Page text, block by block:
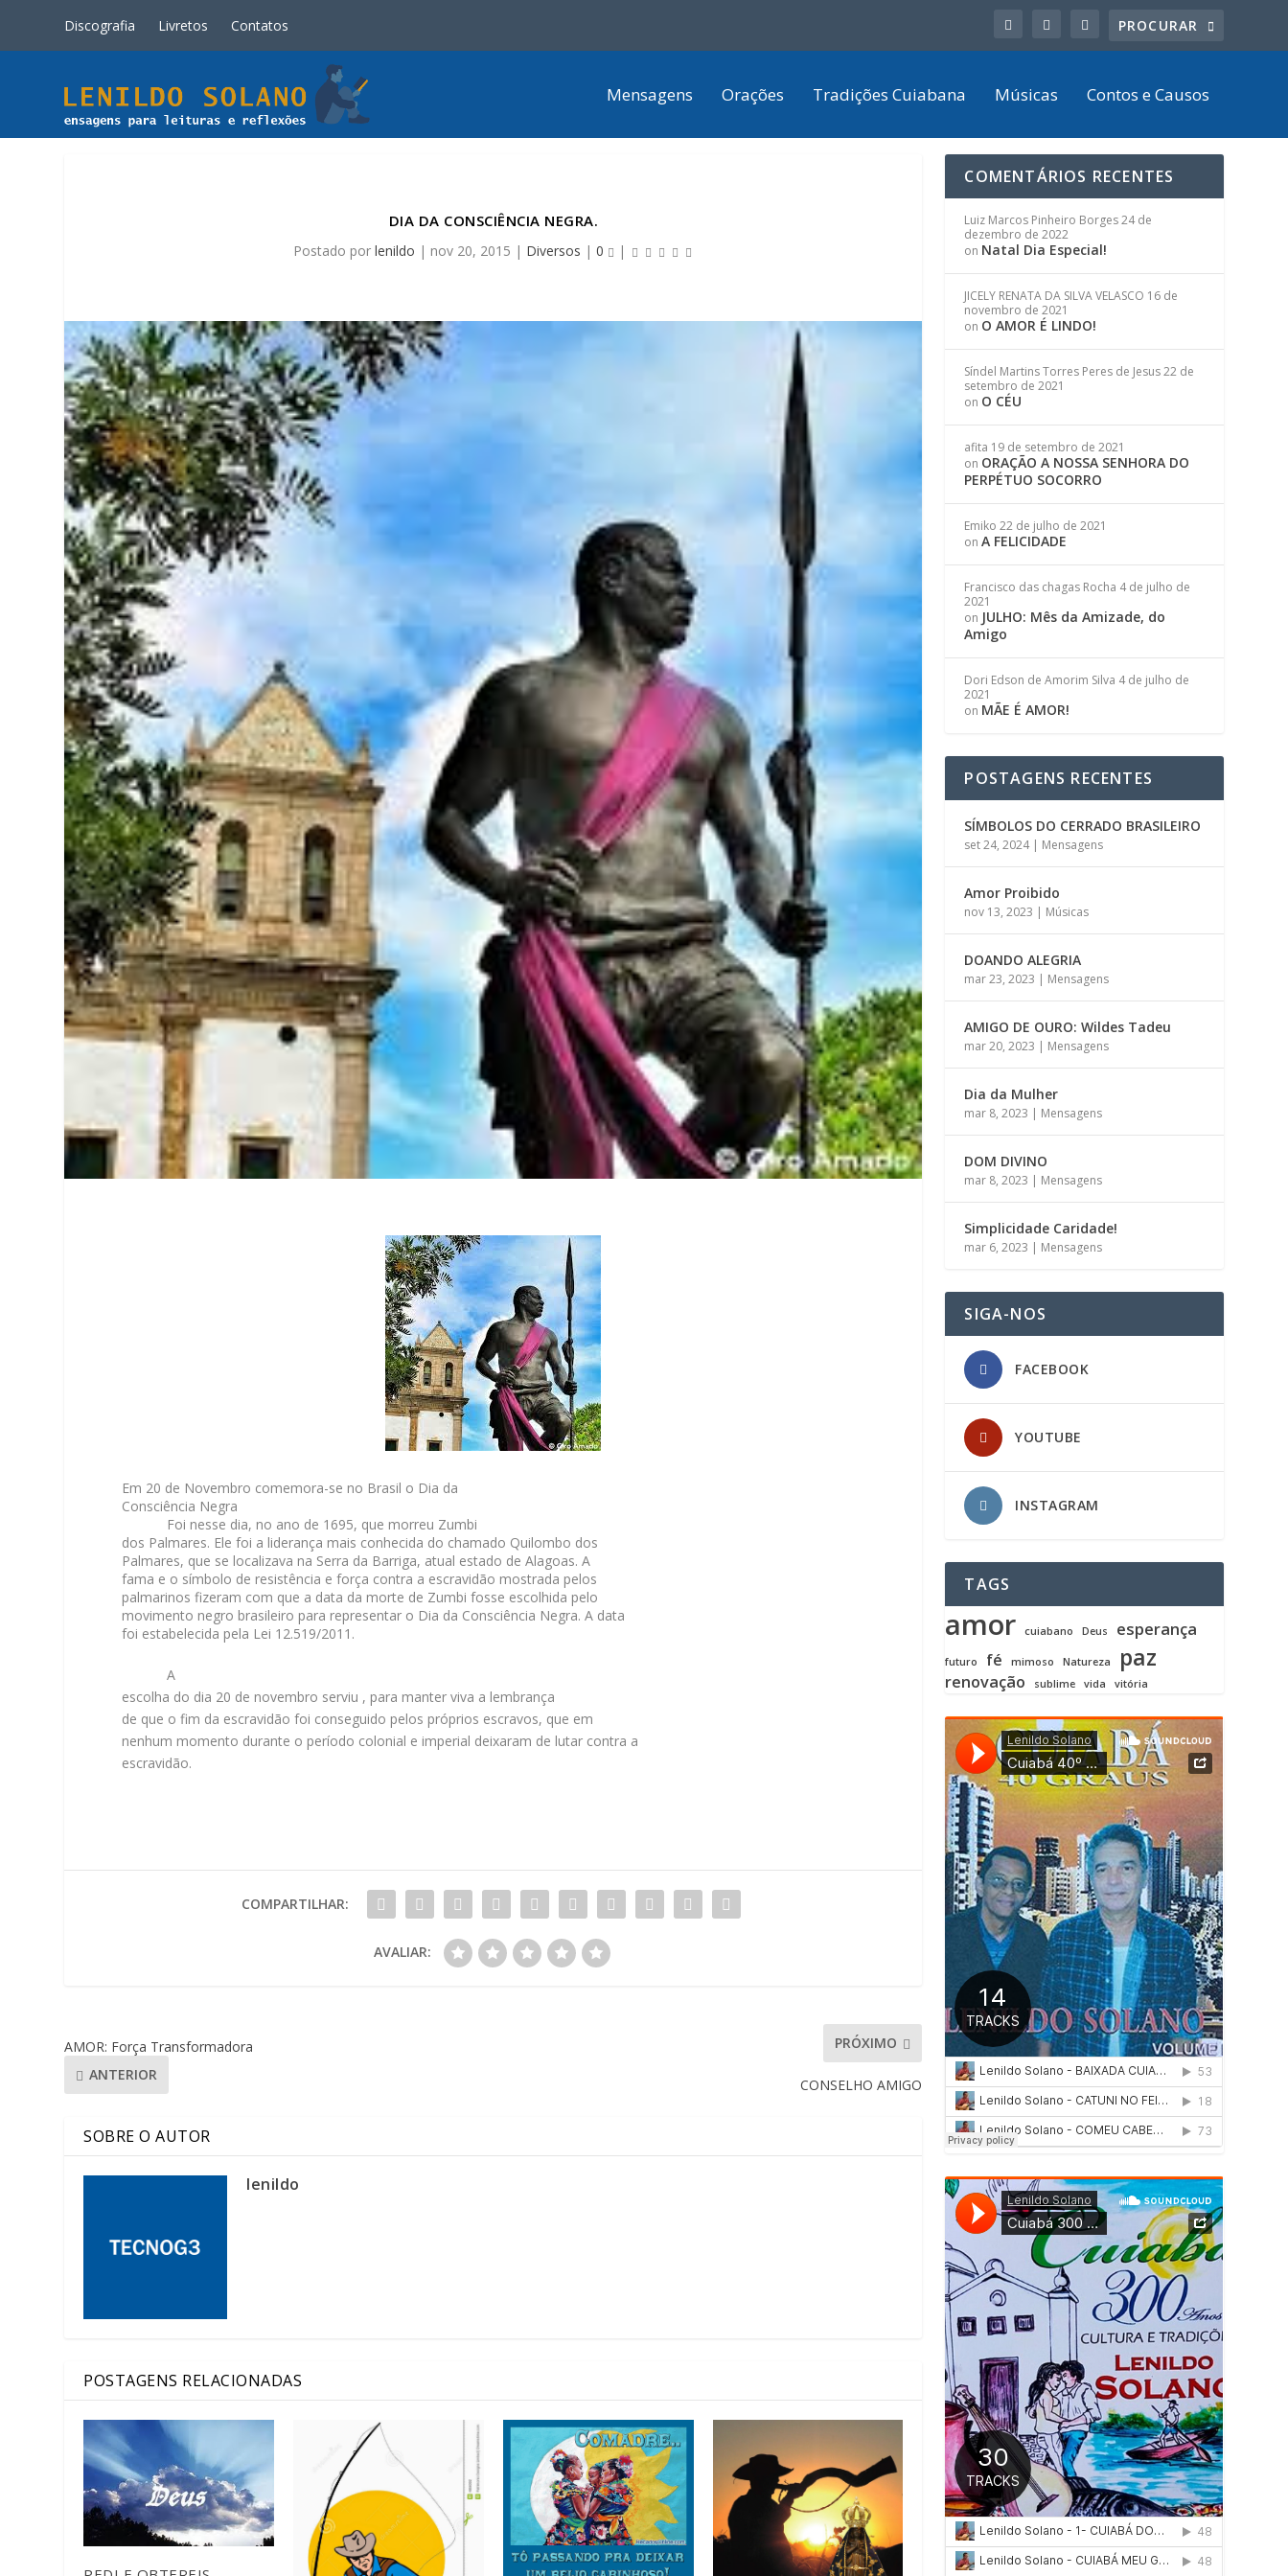
Discografia Livretos Contatos
Mensagens Orações Tradições Cuiabana Músicas Contos e Causos
DIA DA CONSCIÊNCIA NEGRA.
Postado porlenildo | nov 20, 2015 | Diversos |0 |
Em 20 de Novembro comemora-se no Brasil o Dia da
Consciência Negra
Foi nesse dia, no ano de 1695, que morreu Zumbi
dos Palmares. Ele foi a liderança mais conhecida do chamado Quilombo dos
Palmares, que se localizava na Serra da Barriga, atual estado de Alagoas. A
fama e o símbolo de resistência e força contra a escravidão mostrada pelos
palmarinos fizeram com que a data da morte de Zumbi fosse escolhida pelo
movimento negro brasileiro para representar o Dia da Consciência Negra. A data
foi estabelecida pela Lei 12.519/2011.
A
escolha do dia 20 de novembro serviu , para manter viva a lembrança
de que o fim da escravidão foi conseguido pelos próprios escravos, que em
nenhum momento durante o período colonial e imperial deixaram de lutar contra a
escravidão.
COMPARTILHAR:
AVALIAR:
AMOR: Força Transformadora
ANTERIOR
PRÓXIMO
CONSELHO AMIGO
SOBRE O AUTOR
lenildo
POSTAGENS RELACIONADAS
COMENTÁRIOS RECENTES
Luiz Marcos Pinheiro Borges24 de
dezembro de 2022
on Natal Dia Especial!
JICELY RENATA DA SILVA VELASCO 16 de
novembro de 2021
on O AMOR É LINDO!
Síndel Martins Torres Peres de Jesus22 de
setembro de 2021
on O CÉU
afita 19 de setembro de 2021
on ORAÇÃO A NOSSA SENHORA DO
PERPÉTUO SOCORRO
Emiko 22 de julho de 2021
onA FELICIDADE
Francisco das chagas Rocha 4 de julho de
2021
on JULHO: Mês da Amizade, do
Amigo
Dori Edson de Amorim Silva 4 de julho de
2021
on MÃE É AMOR!
POSTAGENS RECENTES
SÍMBOLOS DO CERRADO BRASILEIRO
set 24, 2024| Mensagens
Amor Proibido
nov 13, 2023 | Músicas
DOANDO ALEGRIA
mar 23, 2023 | Mensagens
AMIGO DE OURO: Wildes Tadeu
mar 20, 2023 | Mensagens
Dia da Mulher
mar 8, 2023 | Mensagens
DOM DIVINO
mar 8, 2023 | Mensagens
Simplicidade Caridade!
mar 6, 2023 | Mensagens
SIGA-NOS
FACEBOOK
YOUTUBE
INSTAGRAM
TAGS
amor cuiabano Deus esperança
futuro fé mimoso Natureza paz
renovação sublime vida vitória